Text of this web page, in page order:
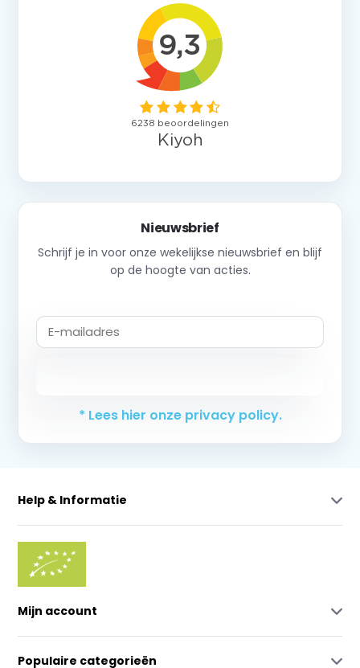
Nieuwsbrief
Schrijf je in voor onze wekelijkse nieuwsbrief en blijf
op de hoogte van acties.
* Lees hier onze privacy policy.
Help & Informatie
Mijn account
Populaire categorieën